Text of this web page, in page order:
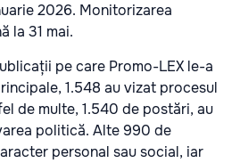
2026. Monitorizarea
la 31 mai.
pe care Promo-LEX le-a
1.548 au vizat procesul
de multe, 1.540 de postări, au
politică. Alte 990 de
personal sau social, iar